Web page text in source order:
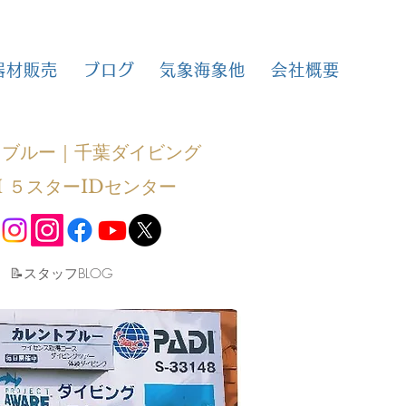
材販売 ブログ 気象海象他 会社概要
ルー｜千葉ダイビング
スターIDセンター
​📝スタッフBLOG